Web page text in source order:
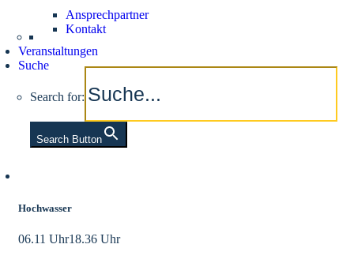
Ansprechpartner
Kontakt
Veranstaltungen
Suche
Search for:
Search Button
Hochwasser
06.11 Uhr18.36 Uhr